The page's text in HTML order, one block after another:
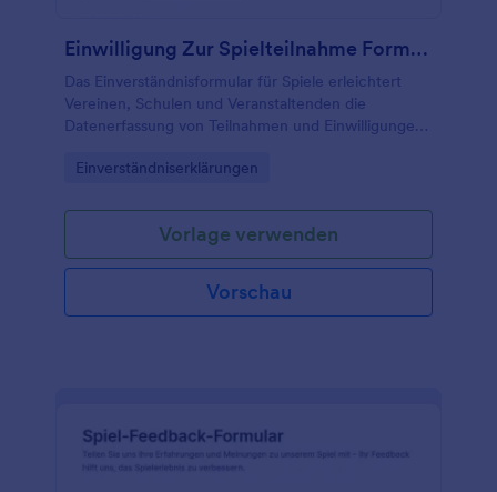
Einwilligung Zur Spielteilnahme Formular
Das Einverständnisformular für Spiele erleichtert
Vereinen, Schulen und Veranstaltenden die
Datenerfassung von Teilnahmen und Einwilligungen
eine nachvollziehbare Dokumentation in Jotform.
Go to Category:
Einverständniserklärungen
Vorlage verwenden
Vorschau